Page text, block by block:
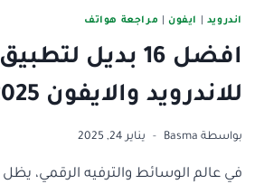
اندرويد ايفون| مراجعة هواتف
افضل 16 بديل
للاندرويد والايفون 2025
بواسطة Basma يناير 24, 2025
في عالم الوسائط والترفيه الرقمي،